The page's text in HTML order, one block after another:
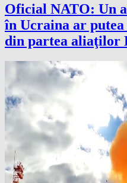
Oficial NATO: Un
în Ucraina ar
din partea aliaţilor